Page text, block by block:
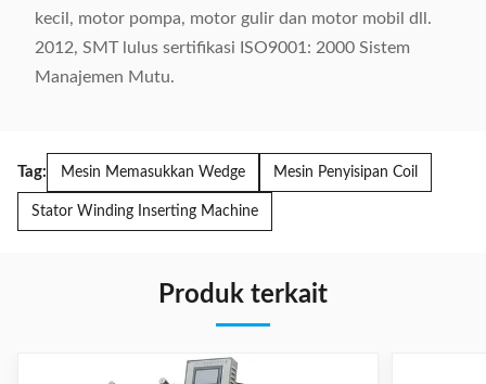
kecil, motor pompa, motor gulir dan motor mobil dll.
2012, SMT lulus sertifikasi ISO9001: 2000 Sistem
Manajemen Mutu.
Tag: Mesin Memasukkan Wedge Mesin Penyisipan Coil
Stator Winding Inserting Machine
Produk terkait